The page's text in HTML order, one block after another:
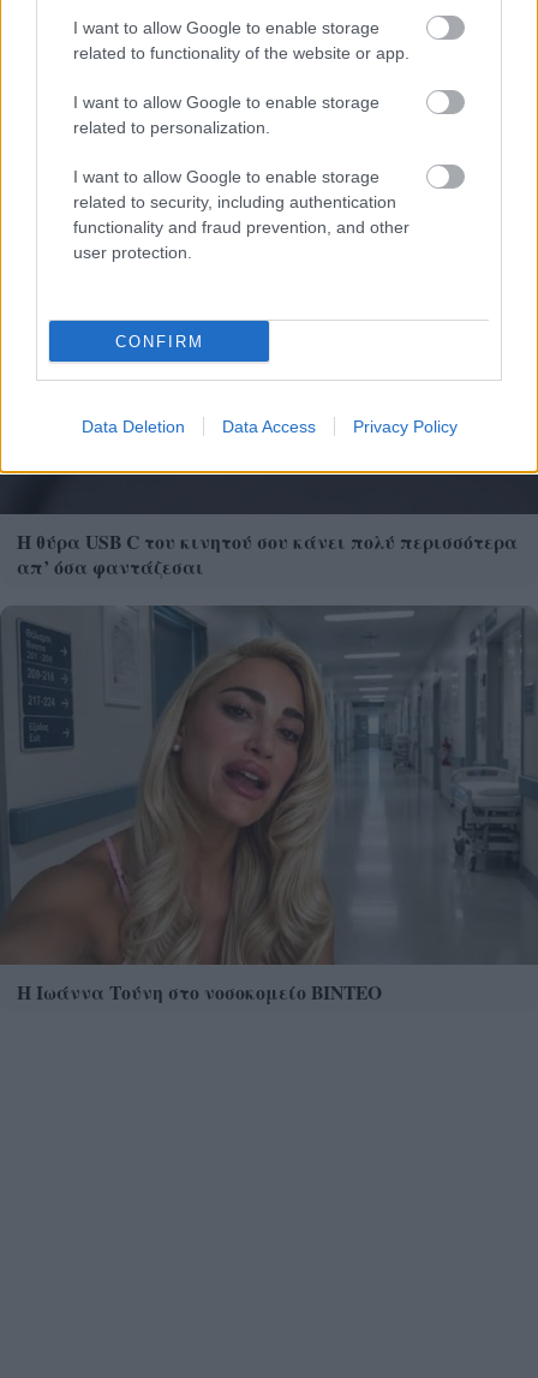
I want to allow Google to enable storage
related to functionality of the website or app.
I want to allow Google to enable storage
related to personalization.
I want to allow Google to enable storage
related to security, including authentication
functionality and fraud prevention, and other
user protection.
CONFIRM
Data Deletion Data Access Privacy Policy
Frozen yogurt ή παγωτό; Ποιο είναι τελικά πιο υγιεινό
Η θύρα USB C του κινητού σου κάνει πολύ περισσότερα
απ’ όσα φαντάζεσαι
Η Ιωάννα Τούνη στο νοσοκομείο ΒΙΝΤΕΟ